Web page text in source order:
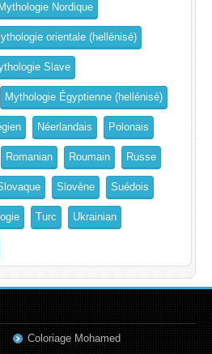
Mythologie Nordique
orientale (hellénisé)
Slave
Mythologie Égyptienne (hellénisé)
Néerlandais Polonais
Romanian Roumain Russe
Slovène Suédois
Turc Ukrainian
Coloriage Mohamed